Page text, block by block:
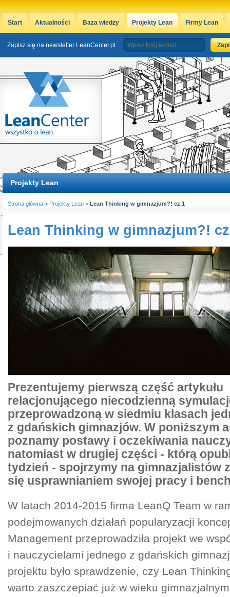
Start Aktualności Baza wiedzy Projekty Lean Firmy Lean
Zapisz się na newsletter LeanCenter.pl:
Projekty Lean
Strona główna > Projekty Lean > Lean Thinking w gimnazjum?! cz.1
Lean Thinking w gimnazjum?!
Prezentujemy pierwszą część artykułu
relacjonującego niecodzienną
przeprowadzoną w siedmiu klasach
z gdańskich gimnazjów. W poniższym
poznamy postawy i oczekiwania
natomiast w drugiej części - którą
tydzień - spojrzymy na gimnazjalistów
się usprawnianiem swojej pracy i
W latach 2014-2015 firma LeanQ Team w
podejmowanych działań popularyzacji
Management przeprowadziła projekt we
i nauczycielami jednego z gdańskich
projektu było sprawdzenie, czy Lean
warto zaszczepiać już w wieku